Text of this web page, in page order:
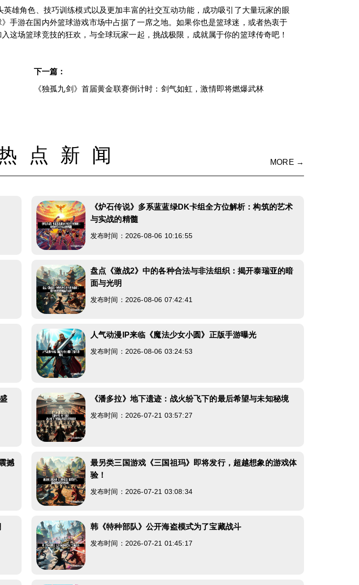
雄角色、技巧训练模式以及更加丰富的社交互动功能，成功吸引了大量玩家的眼
手游在国内外篮球游戏市场中占据了一席之地。如果你也是篮球迷，或者热衷于
这场篮球竞技的狂欢，与全球玩家一起，挑战极限，成就属于你的篮球传奇吧！
下一篇：
《独孤九剑》首届黄金联赛倒计时：剑气如虹，激情即将燃爆武林
点新闻 MORE →
《炉石传说》多系蓝蓝绿DK卡组全方位解析：构筑的艺术
与实战的精髓
发布时间：2026-08-06 10:16:55
盘点《激战2》中的各种合法与非法组织：揭开泰瑞亚的暗
面与光明
发布时间：2026-08-06 07:42:41
人气动漫IP来临《魔法少女小圆》正版手游曝光
发布时间：2026-08-06 03:24:53
《潘多拉》地下遗迹：战火纷飞下的最后希望与未知秘境
发布时间：2026-07-21 03:57:27
撼
最另类三国游戏《三国祖玛》即将发行，超越想象的游戏体
验！
发布时间：2026-07-21 03:08:34
韩《特种部队》公开海盗模式为了宝藏战斗
发布时间：2026-07-21 01:45:17